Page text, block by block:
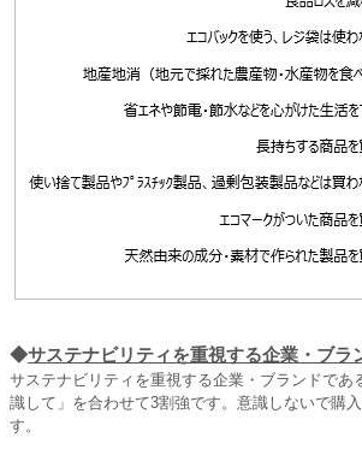
◆サステナビリティを重視する企業・ブラ
サステナビリティを重視する企業・ブランドで
識して」を合わせて3割強です。意識しないで購
す。